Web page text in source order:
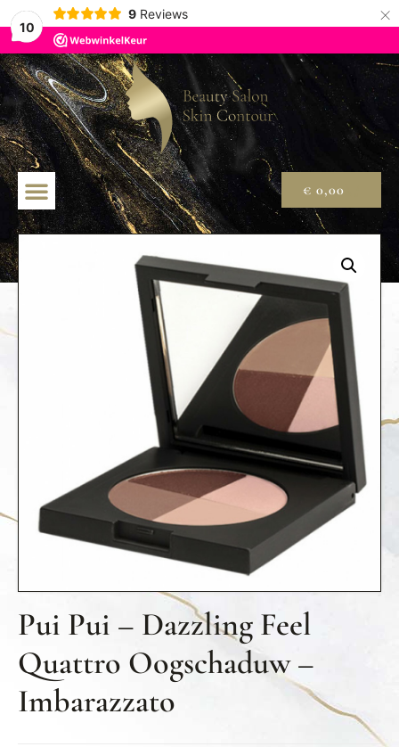
10
9 Reviews ×
€ 0,00
Pui Pui – Dazzling Feel
Quattro Oogschaduw –
Imbarazzato